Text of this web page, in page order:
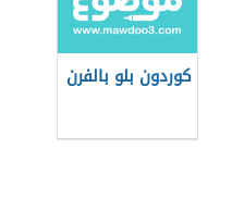
كوردون بلو بالفرن